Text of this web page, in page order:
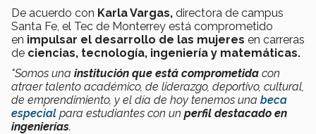
De acuerdo con Karla Vargas, directora de campus
Santa Fe, el Tec de Monterrey está comprometido
en impulsar el desarrollo de las mujeres en carreras
de ciencias, tecnología, ingeniería y matemáticas.
"Somos una institución que está comprometida con
atraer talento académico, de liderazgo, deportivo, cultural,
de emprendimiento, y el día de hoy tenemos una beca
especial para estudiantes con un perfil destacado en
ingenierías.